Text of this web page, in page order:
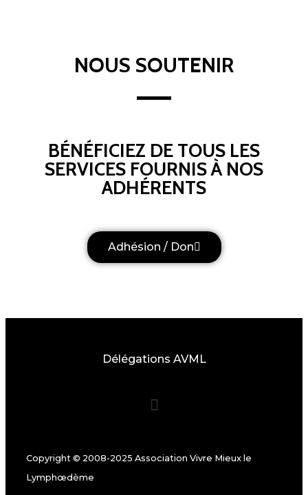
NOUS SOUTENIR
BÉNÉFICIEZ DE TOUS LES
SERVICES FOURNIS À NOS
ADHÉRENTS
Adhésion / Don
Copyright © 2008-2025 Association Vivre Mieux le
Lymphœdème
Délégations AVML